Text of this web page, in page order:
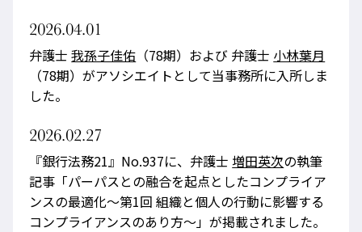
2026.04.01
弁護士我孫子佳佑 （78期）および 弁護士 小林葉月
（78期）がアソシエイトとして当事務所に入所しま
した。
2026.02.27
『銀行法務21』No.937に、弁護士増田英次の執筆
記事「パーパスとの融合を起点としたコンプライア
ンスの最適化～第1回 組織と個人の行動に影響する
コンプライアンスのあり方～」が掲載されました。